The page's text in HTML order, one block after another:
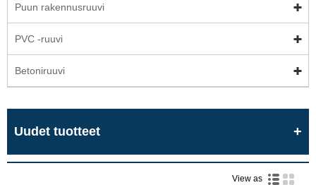
Puun rakennusruuvi
PVC -ruuvi
Betoniruuvi
Uudet tuotteet
View as